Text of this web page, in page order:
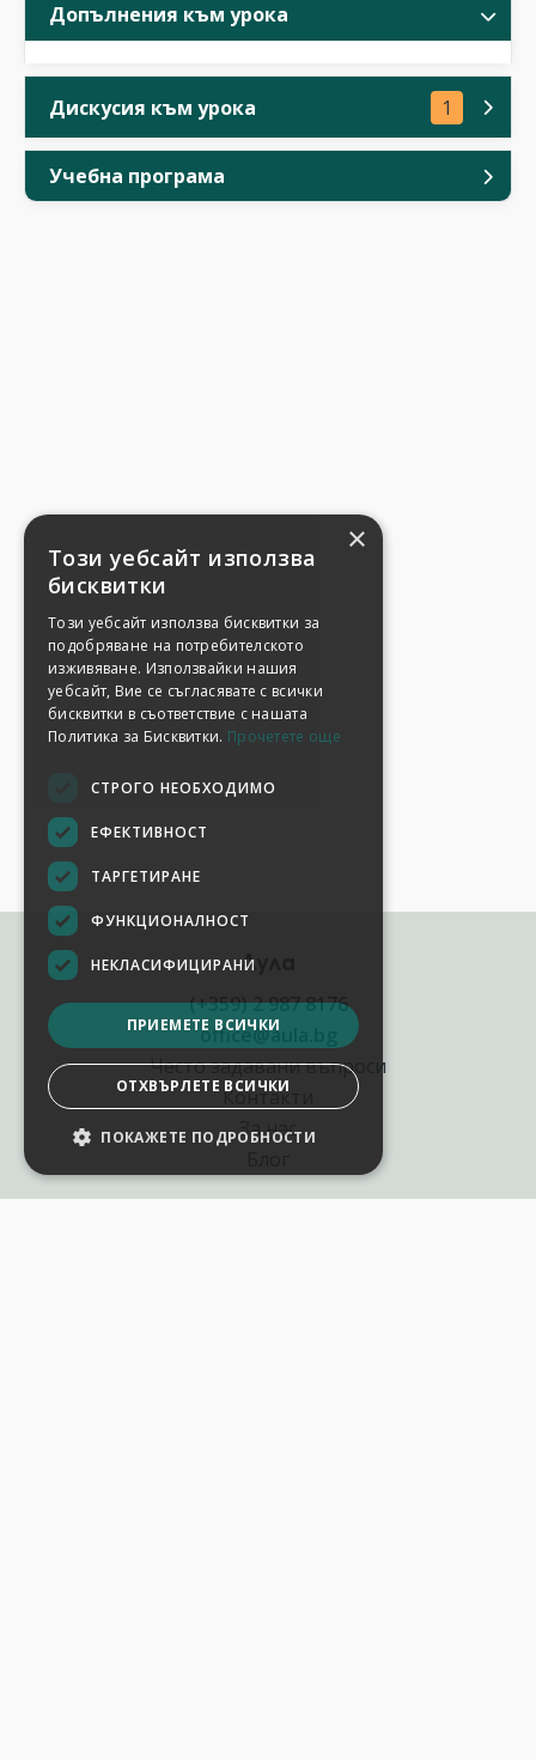
Допълнения към урока
Дискусия към урока 1
Учебна програма
Аула
(+359) 2 987 8176
office@aula.bg
Често задавани въпроси
Контакти
За нас
×
Този уебсайт използва
бисквитки
Този уебсайт използва бисквитки за
подобряване на потребителското
изживяване. Използвайки нашия
уебсайт, Вие се съгласявате с всички
бисквитки в съответствие с нашата
Политика за Бисквитки. Прочетете още
СТРОГО НЕОБХОДИМО
ЕФЕКТИВНОСТ
ТАРГЕТИРАНЕ
ФУНКЦИОНАЛНОСТ
НЕКЛАСИФИЦИРАНИ
ПРИЕМЕТЕ ВСИЧКИ
ОТХВЪРЛЕТЕ ВСИЧКИ
ПОКАЖЕТЕ ПОДРОБНОСТИ